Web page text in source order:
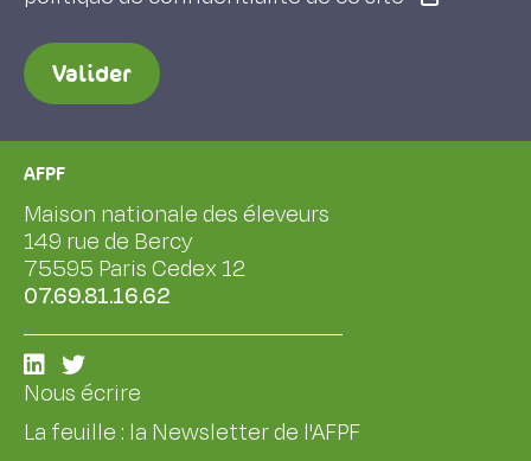
Valider
AFPF
Maison nationale des éleveurs
149 rue de Bercy
75595 Paris Cedex 12
07.69.81.16.62
Nous écrire
La feuille : la Newsletter de l'AFPF